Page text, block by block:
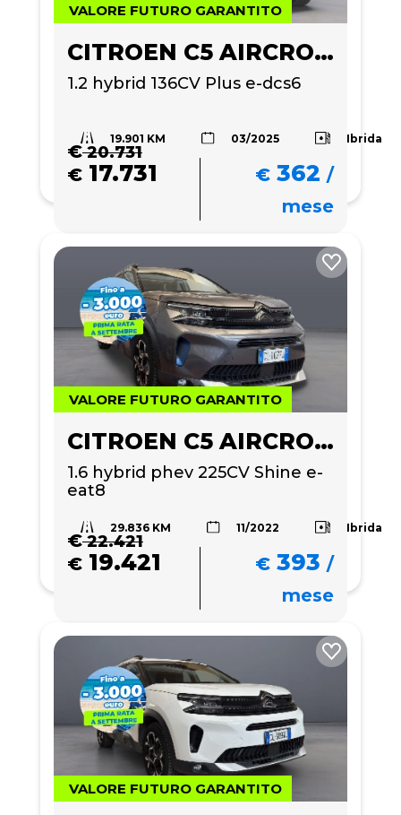
VALORE FUTURO GARANTITO
CITROEN C5 AIRCROSS
1.2 hybrid 136CV Plus e-dcs6
19.901 KM 03/2025 Ibrida
€20.731
€ 17.731 € 362 /
mese
VALORE FUTURO GARANTITO
CITROEN C5 AIRCROSS
1.6 hybrid phev 225CV Shine e-
eat8
29.836 KM 11/2022 Ibrida
€22.421
€ 19.421 € 393 /
mese
VALORE FUTURO GARANTITO